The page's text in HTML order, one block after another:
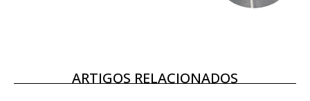
Acesso aos conteúdos Exclusivos para
ARTIGOS RELACIONADOS